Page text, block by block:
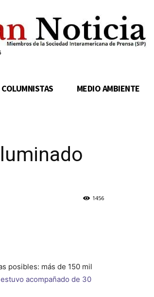
COLUMNISTAS MEDIO AMBIENTE
1456
posibles: más de 150 mil
acompañado de 30